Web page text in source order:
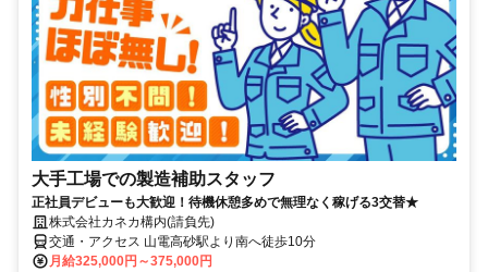
大手工場での製造補助スタッフ
正社員デビューも大歓迎！待機休憩多めで無理なく稼げる3交替★
株式会社カネカ構内(請負先)
交通・アクセス 山電高砂駅より南へ徒歩10分
月給325,000円～375,000円